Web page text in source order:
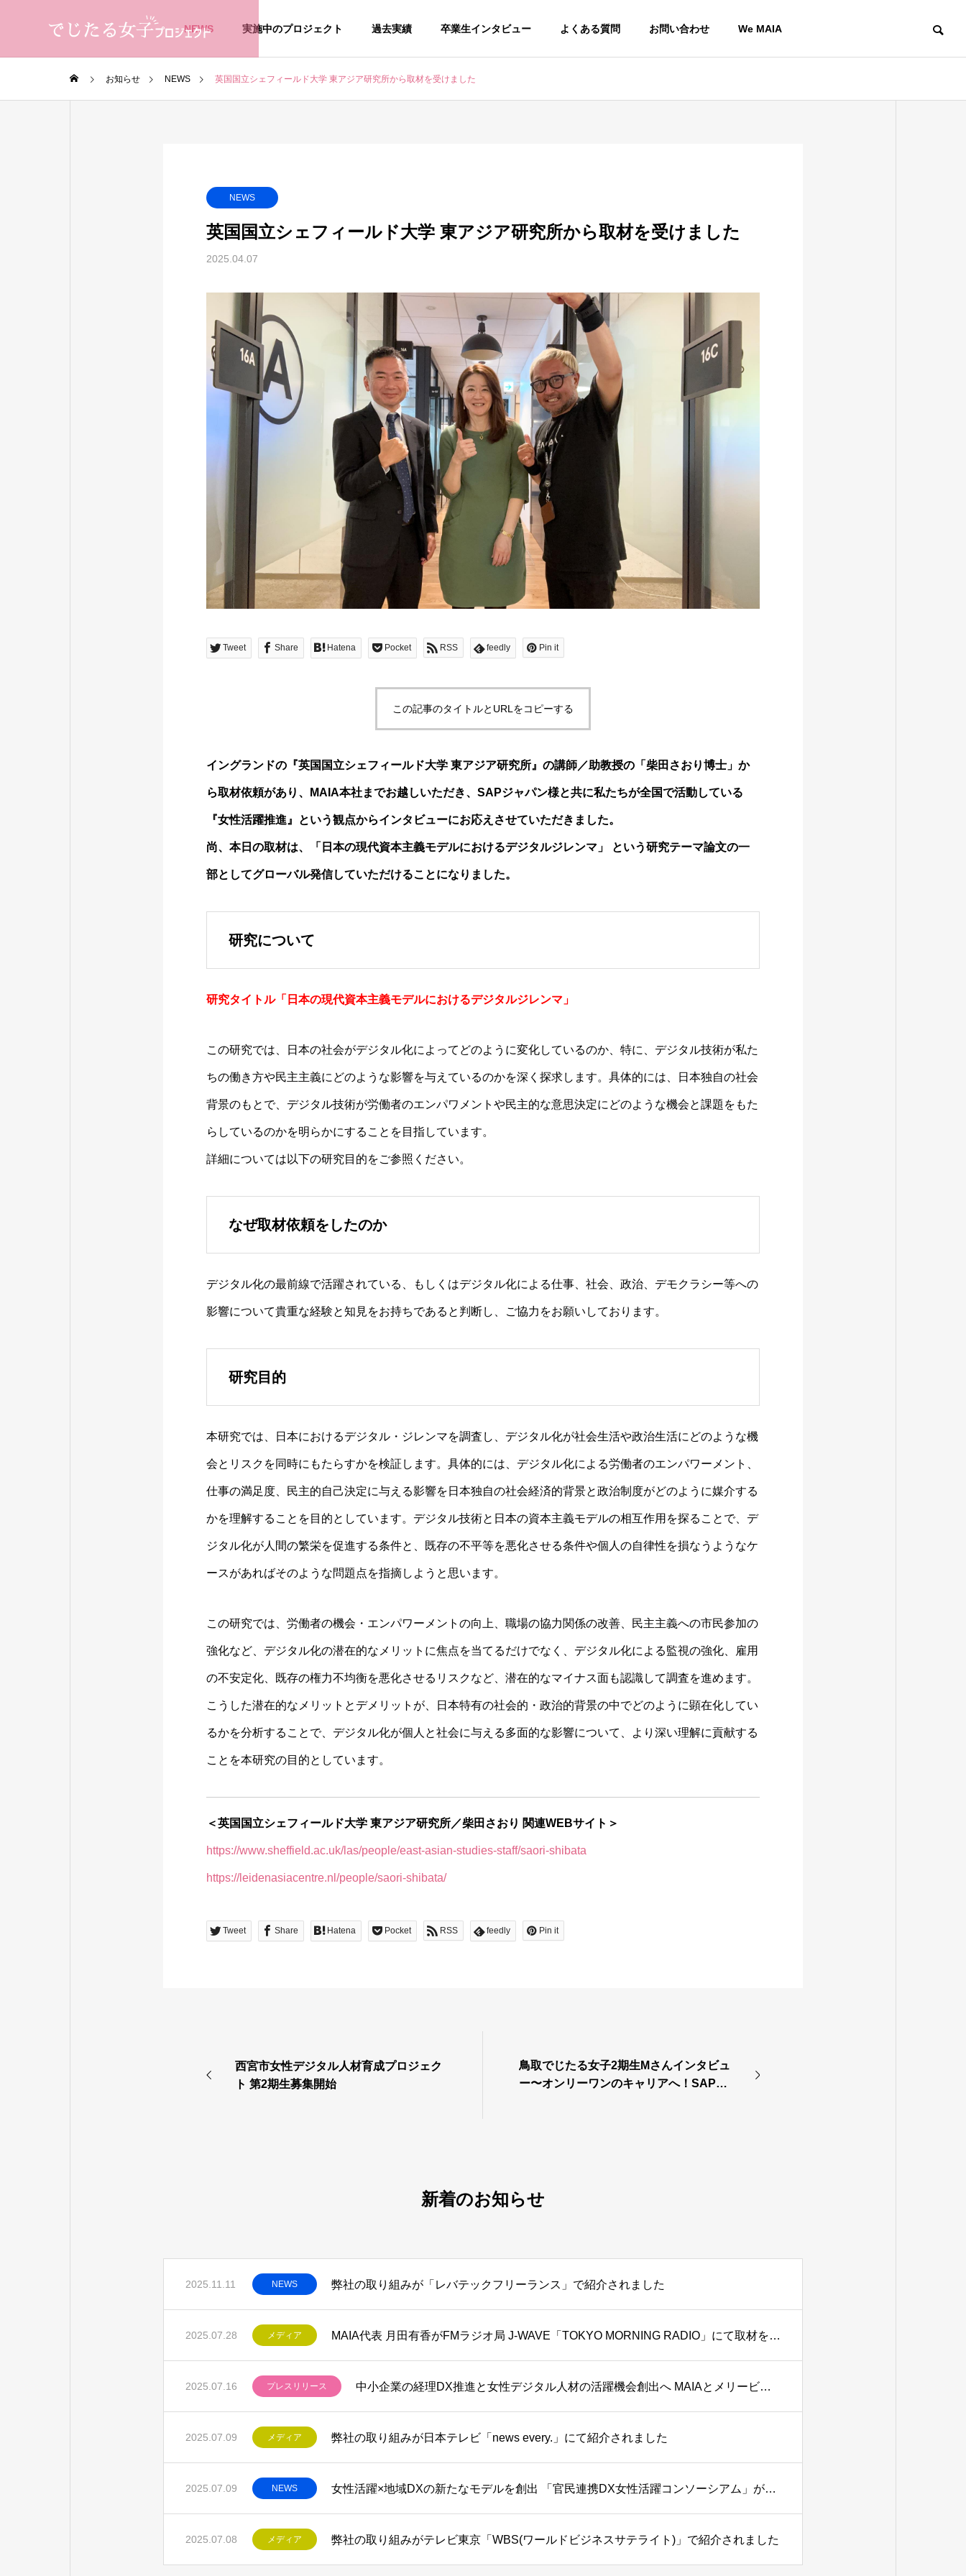
NEWS 実施中のプロジェクト 過去実績 卒業生インタビュー よくある質問 お問い合わせ We MAIA
お知らせ NEWS 英国国立シェフィールド大学 東アジア研究所から取材を受けました
NEWS
英国国立シェフィールド大学 東アジア研究所から取材を受けました
2025.04.07
Tweet Share Hatena Pocket RSS feedly Pin it
この記事のタイトルとURLをコピーする
イングランドの『英国国立シェフィールド大学 東アジア研究所』の講師／助教授の「柴田さおり博士」か
ら取材依頼があり、MAIA本社までお越しいただき、SAPジャパン様と共に私たちが全国で活動している
『女性活躍推進』という観点からインタビューにお応えさせていただきました。
尚、本日の取材は、「日本の現代資本主義モデルにおけるデジタルジレンマ」 という研究テーマ論文の一
部としてグローバル発信していただけることになりました。
研究について
研究タイトル「日本の現代資本主義モデルにおけるデジタルジレンマ」
この研究では、日本の社会がデジタル化によってどのように変化しているのか、特に、デジタル技術が私た
ちの働き方や民主主義にどのような影響を与えているのかを深く探求します。具体的には、日本独自の社会
背景のもとで、デジタル技術が労働者のエンパワメントや民主的な意思決定にどのような機会と課題をもた
らしているのかを明らかにすることを目指しています。
詳細については以下の研究目的をご参照ください。
なぜ取材依頼をしたのか
デジタル化の最前線で活躍されている、もしくはデジタル化による仕事、社会、政治、デモクラシー等への
影響について貴重な経験と知見をお持ちであると判断し、ご協力をお願いしております。
研究目的
本研究では、日本におけるデジタル・ジレンマを調査し、デジタル化が社会生活や政治生活にどのような機
会とリスクを同時にもたらすかを検証します。具体的には、デジタル化による労働者のエンパワーメント、
仕事の満足度、民主的自己決定に与える影響を日本独自の社会経済的背景と政治制度がどのように媒介する
かを理解することを目的としています。デジタル技術と日本の資本主義モデルの相互作用を探ることで、デ
ジタル化が人間の繁栄を促進する条件と、既存の不平等を悪化させる条件や個人の自律性を損なうようなケ
ースがあればそのような問題点を指摘しようと思います。
この研究では、労働者の機会・エンパワーメントの向上、職場の協力関係の改善、民主主義への市民参加の
強化など、デジタル化の潜在的なメリットに焦点を当てるだけでなく、デジタル化による監視の強化、雇用
の不安定化、既存の権力不均衡を悪化させるリスクなど、潜在的なマイナス面も認識して調査を進めます。
こうした潜在的なメリットとデメリットが、日本特有の社会的・政治的背景の中でどのように顕在化してい
るかを分析することで、デジタル化が個人と社会に与える多面的な影響について、より深い理解に貢献する
ことを本研究の目的としています。
＜英国国立シェフィールド大学 東アジア研究所／柴田さおり 関連WEBサイト＞
https://www.sheffield.ac.uk/las/people/east-asian-studies-staff/saori-shibata
https://leidenasiacentre.nl/people/saori-shibata/
Tweet Share Hatena Pocket RSS feedly Pin it
西宮市女性デジタル人材育成プロジェク
ト 第2期生募集開始
鳥取でじたる女子2期生Mさんインタビュ
ー〜オンリーワンのキャリアへ！SAPで
新着のお知らせ
2025.11.11 NEWS 弊社の取り組みが「レバテックフリーランス」で紹介されました
2025.07.28 メディア MAIA代表 月田有香がFMラジオ局 J-WAVE「TOKYO MORNING RADIO」にて取材を受けました
2025.07.16 プレスリリース 中小企業の経理DX推進と女性デジタル人材の活躍機会創出へ MAIAとメリービズが業務提携
2025.07.09 メディア 弊社の取り組みが日本テレビ「news every.」にて紹介されました
2025.07.09 NEWS 女性活躍×地域DXの新たなモデルを創出 「官民連携DX女性活躍コンソーシアム」が始動 MAIAが実践事例を発信
2025.07.08 メディア 弊社の取り組みがテレビ東京「WBS(ワールドビジネスサテライト)」で紹介されました